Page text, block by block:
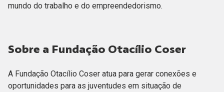
mundo do trabalho e do empreendedorismo.
Sobre a Fundação Otacílio Coser
A Fundação Otacílio Coser atua para gerar conexões e
oportunidades para as juventudes em situação de